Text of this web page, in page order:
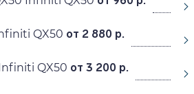
QX50 от 2 880 р.
QX50 от 3 200 р.